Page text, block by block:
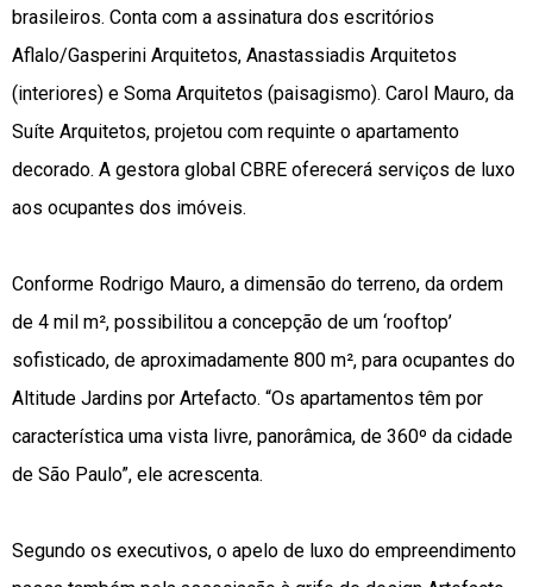
brasileiros. Conta com a assinatura dos escritórios
Aflalo/Gasperini Arquitetos, Anastassiadis Arquitetos
(interiores) e Soma Arquitetos (paisagismo). Carol Mauro, da
Suíte Arquitetos, projetou com requinte o apartamento
decorado. A gestora global CBRE oferecerá serviços de luxo
aos ocupantes dos imóveis.
Conforme Rodrigo Mauro, a dimensão do terreno, da ordem
de 4 mil m², possibilitou a concepção de um ‘rooftop’
sofisticado, de aproximadamente 800 m², para ocupantes do
Altitude Jardins por Artefacto. “Os apartamentos têm por
característica uma vista livre, panorâmica, de 360º da cidade
de São Paulo”, ele acrescenta.
Segundo os executivos, o apelo de luxo do empreendimento